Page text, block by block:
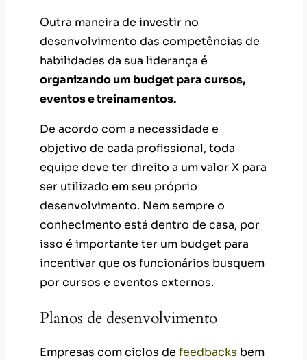
Outra maneira de investir no
desenvolvimento das competências de
habilidades da sua liderança é
organizando um budget para cursos,
eventos e treinamentos.
De acordo com a necessidade e
objetivo de cada profissional, toda
equipe deve ter direito a um valor X para
ser utilizado em seu próprio
desenvolvimento. Nem sempre o
conhecimento está dentro de casa, por
isso é importante ter um budget para
incentivar que os funcionários busquem
por cursos e eventos externos.
Planos de desenvolvimento
Empresas com ciclos de feedbacks bem